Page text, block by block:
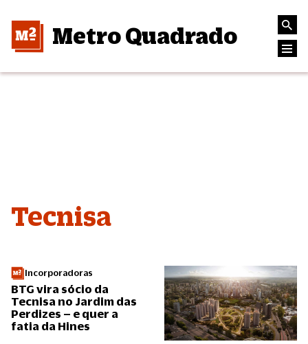
Metro Quadrado
Tecnisa
Incorporadoras
BTG vira sócio da
Tecnisa no Jardim das
Perdizes – e quer a
fatia da Hines